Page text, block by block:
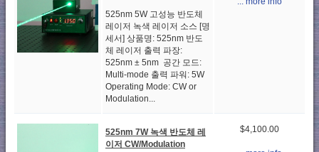
525nm 5W 고성능 반도체
레이저 녹색 레이저 소스 [명
세서] 상품명: 525nm 반도
체 레이저 출력 파장:
525nm ± 5nm 공간 모드:
Multi-mode 출력 파워: 5W
Operating Mode: CW or
Modulation...
525nm 7W 녹색 반도체 레
이저 CW/Modulation
$4,100.00